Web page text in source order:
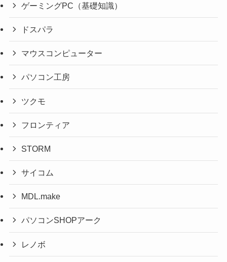
ゲーミングPC（基礎知識）
ドスパラ
マウスコンピューター
パソコン工房
ツクモ
フロンティア
STORM
サイコム
MDL.make
パソコンSHOPアーク
レノボ